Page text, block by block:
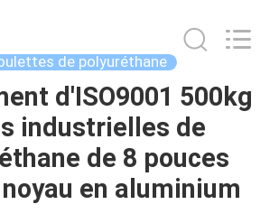
de polyuréthane
d'ISO9001 500kg
industrielles de
de 8 pouces
en aluminium